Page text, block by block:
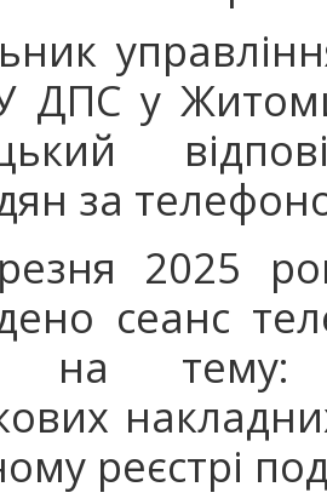
ДПС у
за
2025
сеанс
на тему:
реєстрі